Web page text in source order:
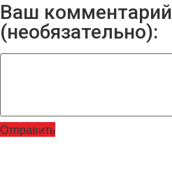
Ваш комментарий
(необязательно):
Отправить